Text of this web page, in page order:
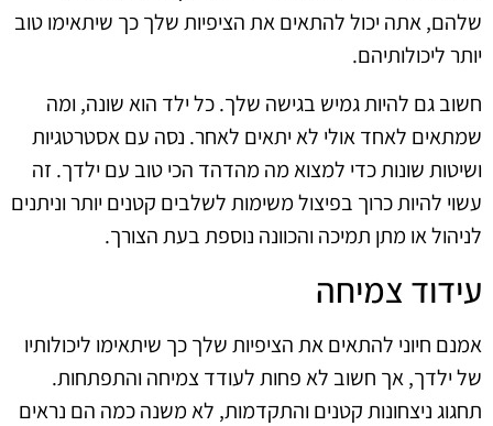
שלהם, אתה יכול להתאים את הציפיות שלך כך שיתאימו טוב
יותר ליכולותיהם.
חשוב גם להיות גמיש בגישה שלך. כל ילד הוא שונה, ומה
שמתאים לאחד אולי לא יתאים לאחר. נסה עם אסטרטגיות
ושיטות שונות כדי למצוא מה מהדהד הכי טוב עם ילדך. זה
עשוי להיות כרוך בפיצול משימות לשלבים קטנים יותר וניתנים
לניהול או מתן תמיכה והכוונה נוספת בעת הצורך.
עידוד צמיחה
אמנם חיוני להתאים את הציפיות שלך כך שיתאימו ליכולותיו
של ילדך, אך חשוב לא פחות לעודד צמיחה והתפתחות.
תחגוג ניצחונות קטנים והתקדמות, לא משנה כמה הם נראים